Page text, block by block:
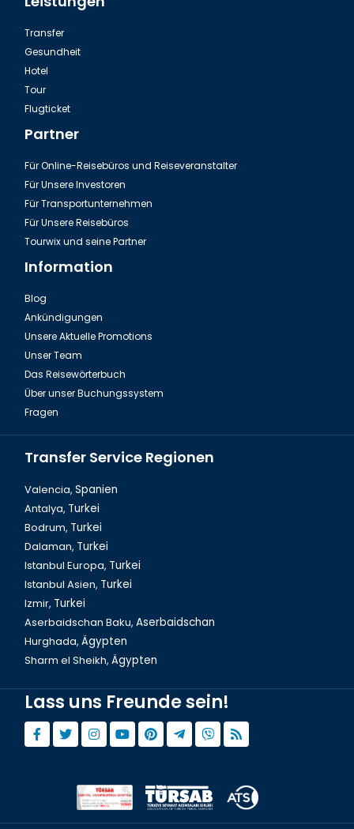
Transfer
Gesundheit
Hotel
Tour
Flugticket
Partner
Für Online-Reisebüros und Reiseveranstalter
Für Unsere Investoren
Für Transportunternehmen
Für Unsere Reisebüros
Tourwix und seine Partner
Information
Blog
Ankündigungen
Unsere Aktuelle Promotions
Unser Team
Das Reisewörterbuch
Über unser Buchungssystem
Fragen
Transfer Service Regionen
Valencia, Spanien
Antalya, Turkei
Bodrum, Turkei
Dalaman, Turkei
Istanbul Europa, Turkei
Istanbul Asien, Turkei
Izmir, Turkei
Aserbaidschan Baku, Aserbaidschan
Hurghada, Ägypten
Sharm el Sheikh, Ägypten
Lass uns Freunde sein!